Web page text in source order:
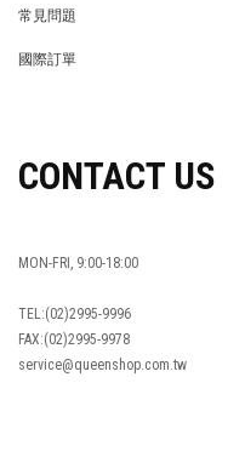
常見問題
國際訂單
CONTACT US
MON-FRI, 9:00-18:00
TEL:(02)2995-9996
FAX:(02)2995-9978
service@queenshop.com.tw